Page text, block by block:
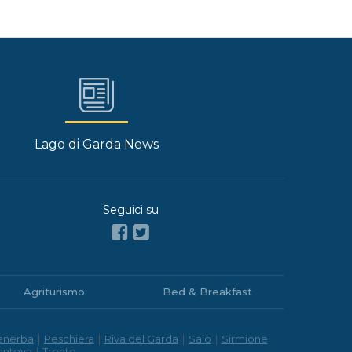
Lago di Garda News
Seguici su
Agriturismo Bed & Breakfast
| Peschiera | Riva del Garda | Salò | Sirmione